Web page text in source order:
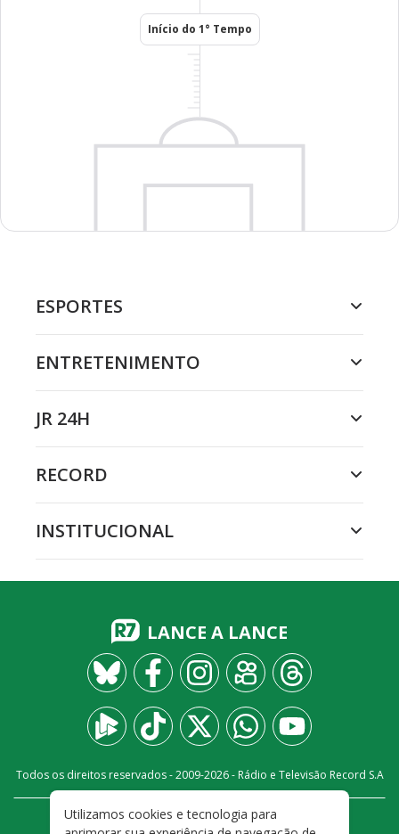
Início do 1° Tempo
ESPORTES
ENTRETENIMENTO
JR 24H
RECORD
INSTITUCIONAL
LANCE A LANCE
Todos os direitos reservados - 2009-2026- Rádio e Televisão Record S.A
FALE CONOSCO PRIVACIDADE
Utilizamos cookies e tecnologia para